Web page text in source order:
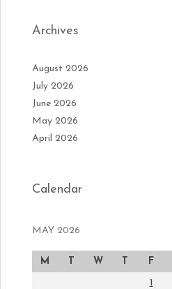
Archives
August 2026
July 2026
June 2026
May 2026
April 2026
Calendar
MAY 2026
M T W T F
1